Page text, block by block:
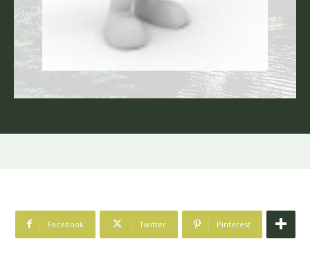
Facebook Twitter Pinterest